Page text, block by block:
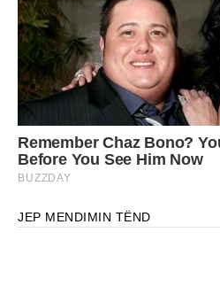
JEP MENDIMIN TËND